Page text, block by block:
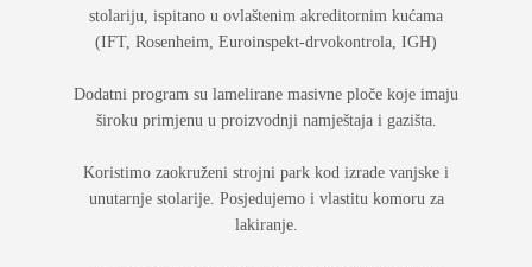
stolariju, ispitano u ovlaštenim akreditornim kućama
(IFT, Rosenheim, Euroinspekt-drvokontrola, IGH)
Dodatni program su lamelirane masivne ploče koje imaju
široku primjenu u proizvodnji namještaja i gazišta.
Koristimo zaokruženi strojni park kod izrade vanjske i
unutarnje stolarije. Posjedujemo i vlastitu komoru za
lakiranje.